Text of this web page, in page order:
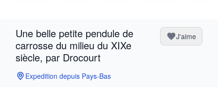
Une belle petite pendule de
carrosse du milieu du XIXe
siècle, par Drocourt
J'aime
Expedition depuis Pays-Bas